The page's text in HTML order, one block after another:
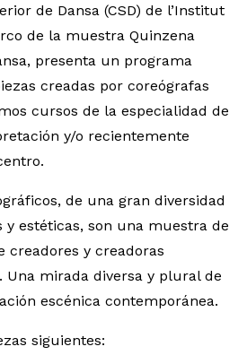
de Dansa (CSD) de l’Institut
de la muestra Quinzena
presenta un programa
creadas por coreógrafas
cursos de la especialidad de
y/o recientemente
de una gran diversidad
y estéticas, son una muestra de
creadores y creadoras
Una mirada diversa y plural de
escénica contemporánea.
siguientes: